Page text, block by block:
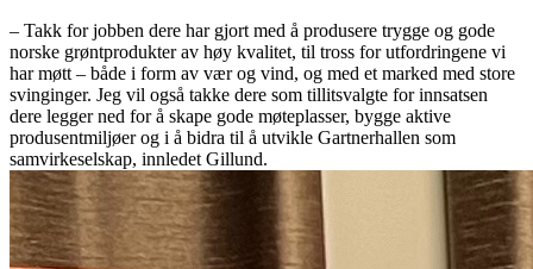
– Takk for jobben dere har gjort med å produsere trygge og gode
norske grøntprodukter av høy kvalitet, til tross for utfordringene vi
har møtt – både i form av vær og vind, og med et marked med store
svinginger. Jeg vil også takke dere som tillitsvalgte for innsatsen
dere legger ned for å skape gode møteplasser, bygge aktive
produsentmiljøer og i å bidra til å utvikle Gartnerhallen som
samvirkeselskap, innledet Gillund.